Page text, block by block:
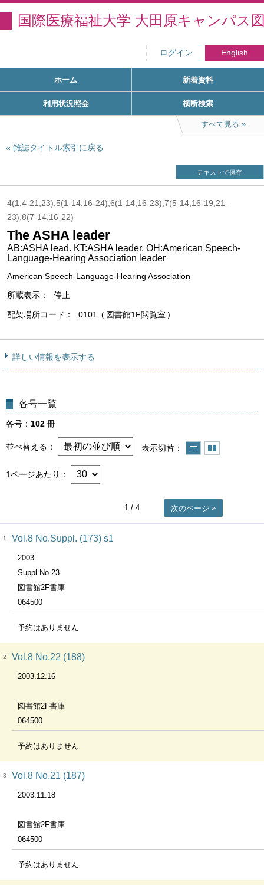
国際医療福祉大学 大田原キャンパス
ログイン English
ホーム 新着資料
利用状況照会 横断検索
すべて見る
雑誌タイトル索引に戻る
テキストで保存
4(1,4-21,23),5(1-14,16-24),6(1-14,16-23),7(5-14,16-19,21-
23),8(7-14,16-22)
The ASHA leader
AB:ASHA lead. KT:ASHA leader. OH:American Speech-
Language-Hearing Association leader
American Speech-Language-Hearing Association
所蔵表示
停止
配架場所コード 0101 図書館1F閲覧室
詳しい情報を表示する
各号一覧
各号 102 冊
並べ替える 表示切替
1ページあたり
1 / 4 次のページ
1 Vol.8 No.Suppl. (173) s1
2003
Suppl.No.23
図書館2F書庫
064500
予約はありません
2 Vol.8 No.22 (188)
2003.12.16
図書館2F書庫
064500
予約はありません
3 Vol.8 No.21 (187)
2003.11.18
図書館2F書庫
064500
予約はありません